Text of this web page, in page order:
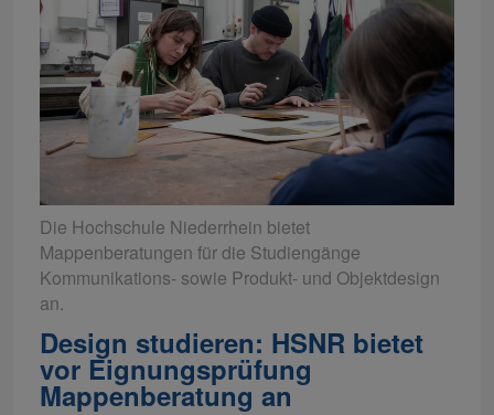
Die Hochschule Niederrhein bietet
Mappenberatungen für die Studiengänge
Kommunikations- sowie Produkt- und Objektdesign
an.
Design studieren: HSNR bietet
vor Eignungsprüfung
Mappenberatung an